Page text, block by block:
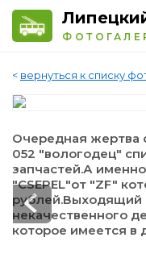
< вернуться к списку
Очередная жертва
052 "вологодец"
запчастей.А
"CSEPEL"от "ZF"
рублей.Выходящий
некачественного
которое имеется в